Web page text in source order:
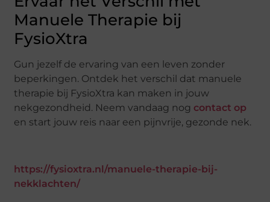
Manuele Therapie bij
FysioXtra
Gun jezelf de ervaring van een leven zonder
beperkingen. Ontdek het verschil dat manuele
therapie bij FysioXtra kan maken in jouw
nekgezondheid. Neem vandaag nog contact op
en start jouw reis naar een pijnvrije, gezonde nek.
https://fysioxtra.nl/manuele-therapie-bij-
nekklachten/